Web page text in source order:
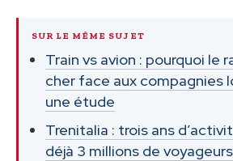
SUR LE MÊME SUJET
Train vs avion : pourquoi le
cher face aux compagnies
une étude
Trenitalia : trois ans
déjà 3 millions de